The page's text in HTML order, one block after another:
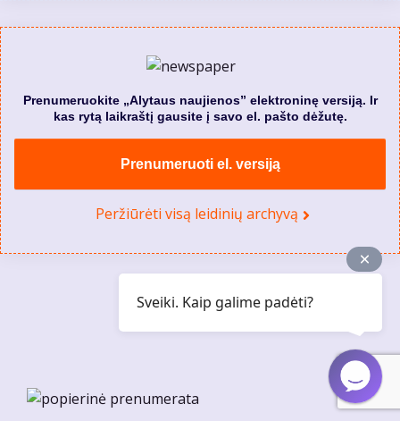
Prenumeruokite „Alytaus naujienos” elektroninę versiją. Ir
kas rytą laikraštį gausite į savo el. pašto dėžutę.
Prenumeruoti el. versiją
Peržiūrėti visą leidinių archyvą
Sveiki. Kaip galime padėti?